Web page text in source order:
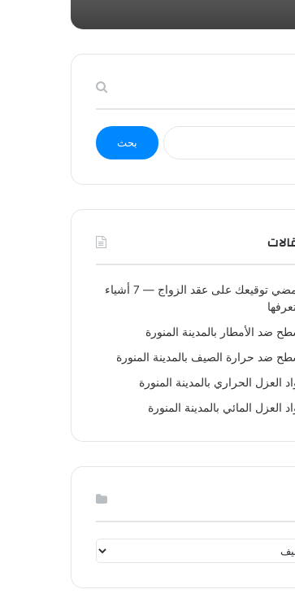
البحث
عن:
قبل أن تمضي توقيعك على عقد الزواج — 7 أشياء
ضد الأمطار بالمدينة المنورة
ضد حرارة الصيف بالمدينة المنورة
العزل الحراري بالمدينة المنورة
العزل المائي بالمدينة المنورة